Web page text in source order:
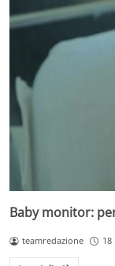
Baby monitor:
teamredazione 18